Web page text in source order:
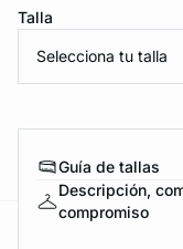
Talla
Selecciona tu talla
Guía de tallas
Descripción,
compromiso